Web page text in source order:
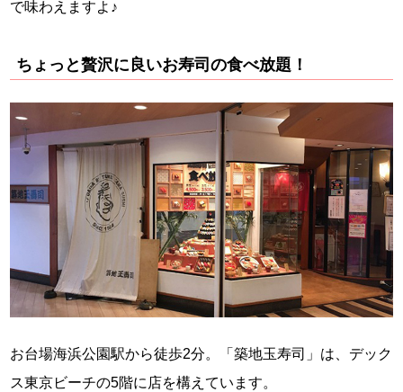
で味わえますよ♪
ちょっと贅沢に良いお寿司の食べ放題！
お台場海浜公園駅から徒歩2分。「築地玉寿司」は、デック
ス東京ビーチの5階に店を構えています。